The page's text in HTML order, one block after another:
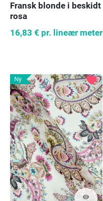
Fransk blonde i beskidt
rosa
16,83 € pr. lineær meter
Ny
visibility
favorite